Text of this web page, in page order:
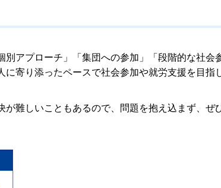
アプローチ」「集団への参加」「段階的な社
寄り添ったペースで社会参加や就労支援を目
難しいこともあるので、問題を抱え込まず、ぜ